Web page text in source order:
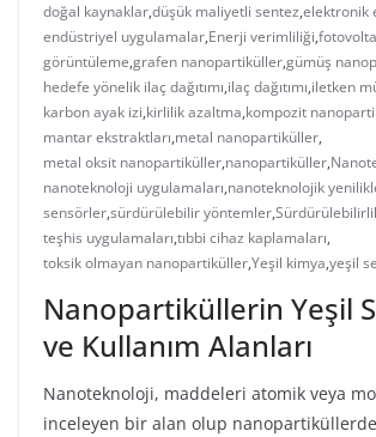
doğal kaynaklar,düşük maliyetli sentez,elektronik
endüstriyel uygulamalar,Enerji verimliliği,
görüntüleme,grafen nanopartiküller,gümüş
hedefe yönelik ilaç dağıtımı,ilaç dağıtımı,iletken
karbon ayak izi,kirlilik azaltma,kompozit
mantar ekstraktları,metal nanopartiküller,
metal oksit nanopartiküller,nanopartiküller,
nanoteknoloji uygulamaları,nanoteknolojik
sensörler,sürdürülebilir yöntemler,
teşhis uygulamaları,tıbbi cihaz kaplamaları,
toksik olmayan nanopartiküller,Yeşil kimya,yeşil
Nanopartiküllerin Yeşil
ve Kullanım Alanları
Nanoteknoloji, maddeleri atomik veya
inceleyen bir alan olup